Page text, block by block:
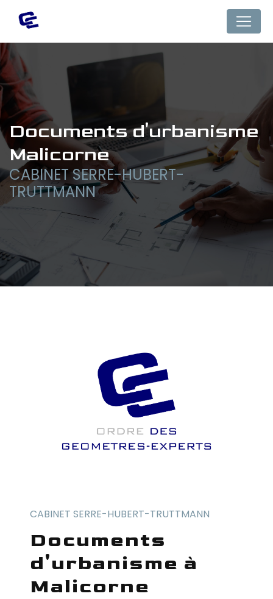
documents d'urbanisme
Malicorne
CABINET SERRE-HUBERT-
TRUTTMANN
CABINET SERRE-HUBERT-TRUTTMANN
documents
d'urbanisme à
Malicorne